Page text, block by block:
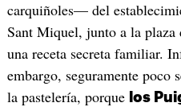
carquiñoles— del
Sant Miquel, junto a la
una receta secreta familiar.
embargo, seguramente poco
la pastelería, porque los